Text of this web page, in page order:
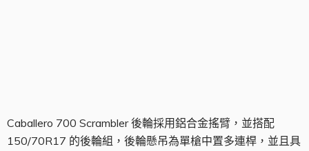
Caballero 700 Scrambler 後輪採用鋁合金搖臂，並搭配
150/70R17 的後輪組，後輪懸吊為單槍中置多連桿，並且具